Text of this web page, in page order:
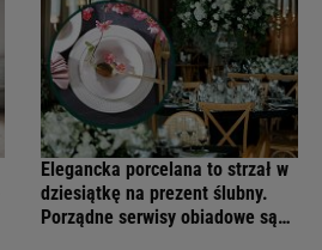
Elegancka porcelana to strzał w
dziesiątkę na prezent ślubny.
Porządne serwisy obiadowe są